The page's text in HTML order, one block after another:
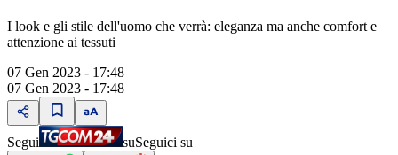
I look e gli stile dell'uomo che verrà: eleganza ma anche comfort e
attenzione ai tessuti
07 Gen 2023 - 17:48
07 Gen 2023 - 17:48
Segui suSeguici su